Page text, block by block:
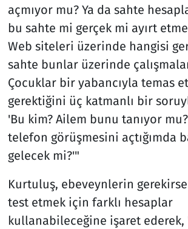
açmıyor mu? Ya da sahte
bu sahte mi gerçek mi ayırt
Web siteleri üzerinde hangisi
sahte bunlar üzerinde
Çocuklar bir yabancıyla temas
gerektiğini üç katmanlı bir
'Bu kim? Ailem bunu tanıyor
telefon görüşmesini açtığımda
gelecek mi?'"
Kurtuluş, ebeveynlerin gerekirse
test etmek için farklı hesaplar
kullanabileceğine işaret ederek,